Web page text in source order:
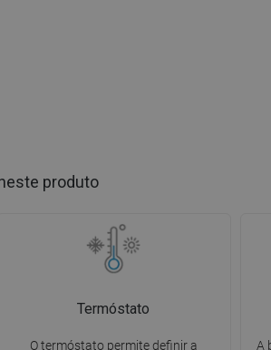
produto
Termóstato
O termóstato permite definir a
A